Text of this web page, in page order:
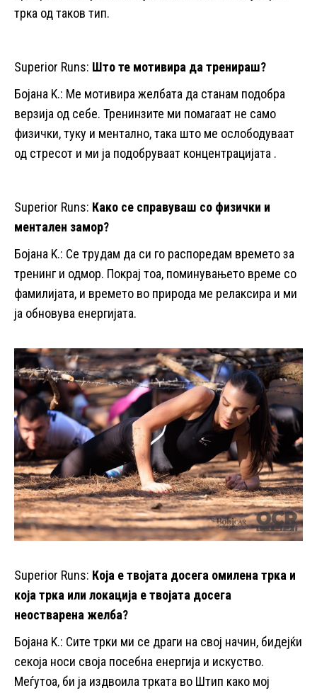
трка од таков тип.
Superior Runs: Што те мотивира да тренираш?
Бојана K.: Ме мотивира желбата да станам подобра
верзија од себе. Тренинзите ми помагаат не само
физички, туку и ментално, така што ме ослободуваат
од стресот и ми ја подобруваат концентрацијата .
Superior Runs: Како се справуваш со физички и
ментален замор?
Бојана K.: Се трудам да си го распоредам времето за
тренинг и одмор. Покрај тоа, поминувањето време со
фамилијата, и времето во природа ме релаксира и ми
ја обновува енергијата.
Superior Runs: Која е твојата досега омилена трка и
која трка или локација е твојата досега
неостварена желба?
Бојана K.: Сите трки ми се драги на свој начин, бидејќи
секоја носи своја посебна енергија и искуство.
Меѓутоа, би ја издвоила трката во Штип како мој